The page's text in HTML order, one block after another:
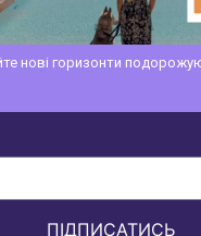
нові горизонти
ПІДПИСАТИСЬ